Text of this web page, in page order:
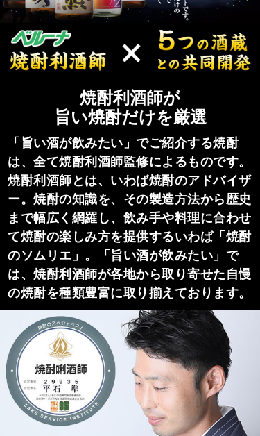
焼酎利酒師が
旨い焼酎だけを厳選
「旨い酒が飲みたい」でご紹介する焼酎
は、全て焼酎利酒師監修によるものです。
焼酎利酒師とは、いわば焼酎のアドバイザ
ー。焼酎の知識を、その製造方法から歴史
まで幅広く網羅し、飲み手や料理に合わせ
て焼酎の楽しみ方を提供するいわば「焼酎
のソムリエ」。「旨い酒が飲みたい」で
は、焼酎利酒師が各地から取り寄せた自慢
の焼酎を種類豊富に取り揃えております。